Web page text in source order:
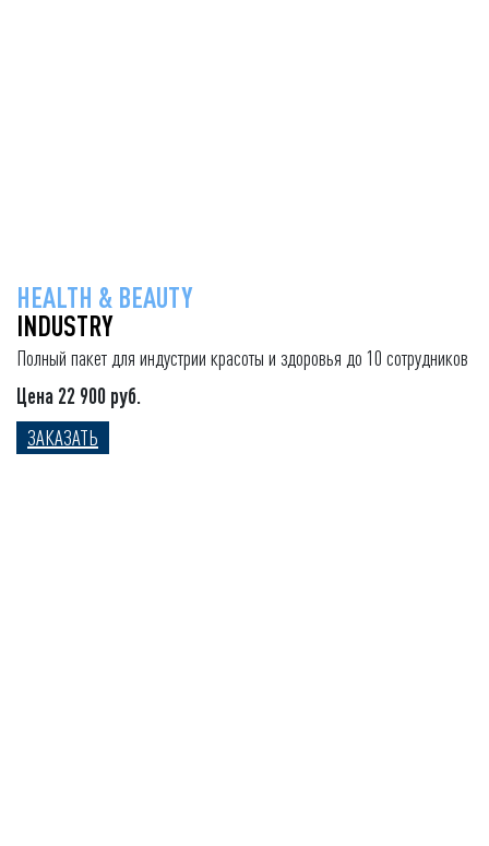
HEALTH & BEAUTY
INDUSTRY
Полный пакет для индустрии красоты и здоровья до 10 сотрудников
Цена 22 900 руб.
ЗАКАЗАТЬ